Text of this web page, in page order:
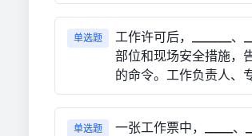
单选题
工作许可后，_______
部位和现场安全措施，
的命令。工作负责人、
单选题
一张工作票中，_____、